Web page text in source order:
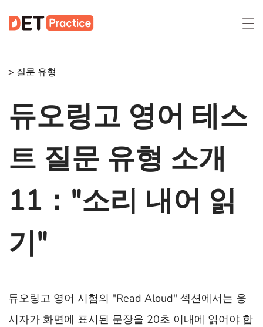
> 질문 유형
듀오링고 영어 테스
트 질문 유형 소개
11："소리 내어 읽
기"
듀오링고 영어 시험의 "Read Aloud" 섹션에서는 응
시자가 화면에 표시된 문장을 20초 이내에 읽어야 합